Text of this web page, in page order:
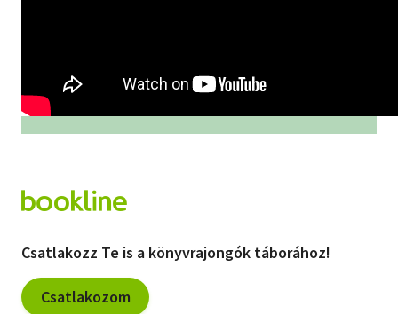
Csatlakozz Te is a könyvrajongók táborához!
Csatlakozom